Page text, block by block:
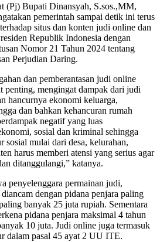
(Pj) Bupati Dinansyah, S.sos.,MM,
pemerintah sampai detik ini terus
situs dan konten judi online dan
Republik Indonesia dengan
Nomor 21 Tahun 2024 tentang
Perjudian Daring.
dan pemberantasan judi online
penting, mengingat dampak dari judi
hancurnya ekonomi keluarga,
dan bahkan kehancuran rumah
negatif yang luas
sosial dan kriminal sehingga
sosial mulai dari desa, kelurahan,
harus memberi atensi yang serius agar
ditanggulangi,” katanya.
penyelenggara permainan judi,
dengan pidana penjara paling
banyak 25 juta rupiah. Sementara
pidana penjara maksimal 4 tahun
10 juta. Judi online juga termasuk
dalam pasal 45 ayat 2 UU ITE.